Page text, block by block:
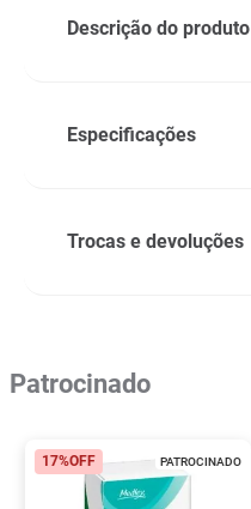
Descrição do produto
Especificações
Trocas e devoluções
Patrocinado
PATROCINADO
17%OFF